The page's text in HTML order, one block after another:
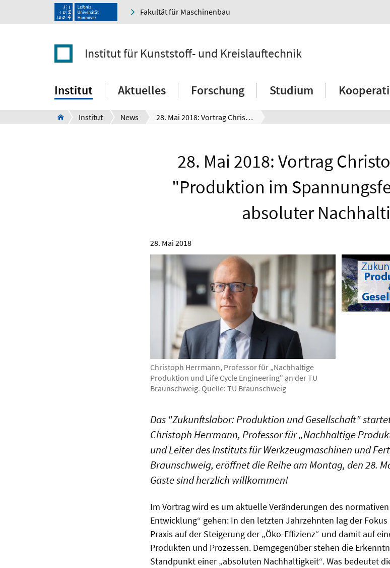
Fakultät für Maschinenbau
Institut für Kunststoff- und Kreislauftechnik
Institut Aktuelles Forschung Studium
Institut News 28. Mai 2018: Vortrag Christoph Herrmann - "Produktion im Spannungsfeld relativer und absoluter Nachhaltigkeit"
28. Mai 2018: Vortrag
"Produktion im
absoluter
28. Mai 2018
Christoph Herrmann, Professor für „Nachhaltige
Produktion und Life Cycle Engineering" an der TU
Braunschweig. Quelle: TU Braunschweig
Das "Zukunftslabor: Produktion und Gesellschaft"
Christoph Herrmann, Professor für „Nachhaltige
und Leiter des Instituts für Werkzeugmaschinen und
Braunschweig, eröffnet die Reihe am Montag, den 28.
Gäste sind herzlich willkommen!
Im Vortrag wird es um aktuelle Veränderungen des
Entwicklung“ gehen: In den letzten Jahrzehnten lag der
Praxis auf der Steigerung der „Öko-Effizienz“ und damit auf
Produkten und Prozessen. Demgegenüber stehen die
Standpunkt einer „absoluten Nachhaltigkeit“. Was bedeutet